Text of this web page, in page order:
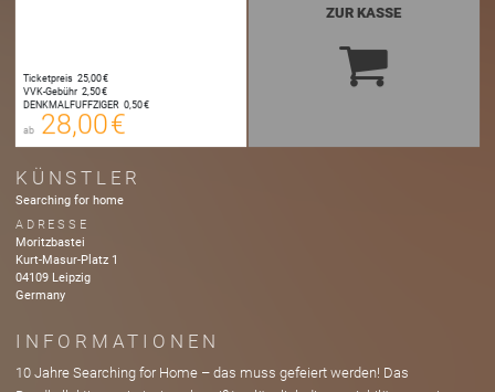
Ticketpreis 25,00 €
VVK-Gebühr 2,50 €
DENKMALFUFFZIGER 0,50 €
ab 28,00 €
00
ZUR KASSE
KÜNSTLER
Searching for home
ADRESSE
Moritzbastei
Kurt-Masur-Platz 1
04109 Leipzig
Germany
INFORMATIONEN
10 Jahre Searching for Home – das muss gefeiert werden! Das